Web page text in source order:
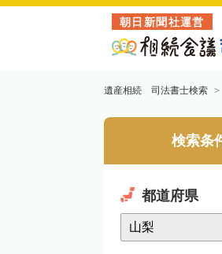
朝日新聞社運営
遺産相続 司法書士検索
検索条
都道府県